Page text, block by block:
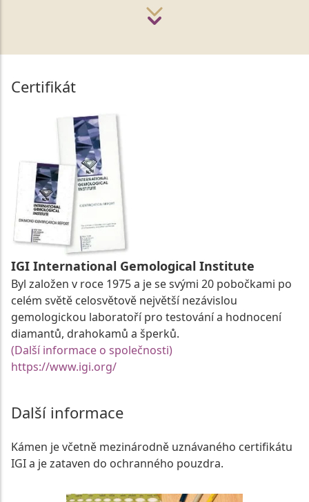
Certifikát
IGI International Gemological Institute
Byl založen v roce 1975 a je se svými 20 pobočkami po
celém světě celosvětově největší nezávislou
gemologickou laboratoří pro testování a hodnocení
diamantů, drahokamů a šperků.
(Další informace o společnosti)
https://www.igi.org/
Další informace
Kámen je včetně mezinárodně uznávaného certifikátu
IGI a je zataven do ochranného pouzdra.